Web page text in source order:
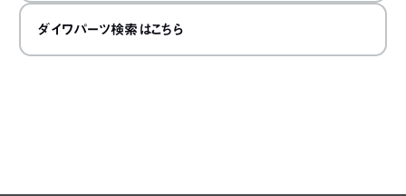
ダイワパーツ検索はこちら